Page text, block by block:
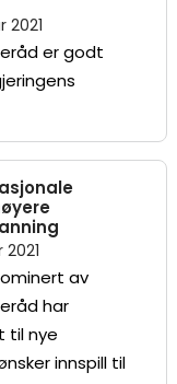
2021
er godt
2021
av
har
til nye
innspill til